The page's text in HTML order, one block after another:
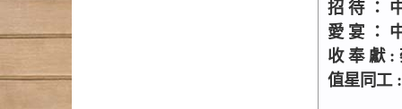
招 待 ：
愛 宴 ：
收 奉 獻 :
值星同工